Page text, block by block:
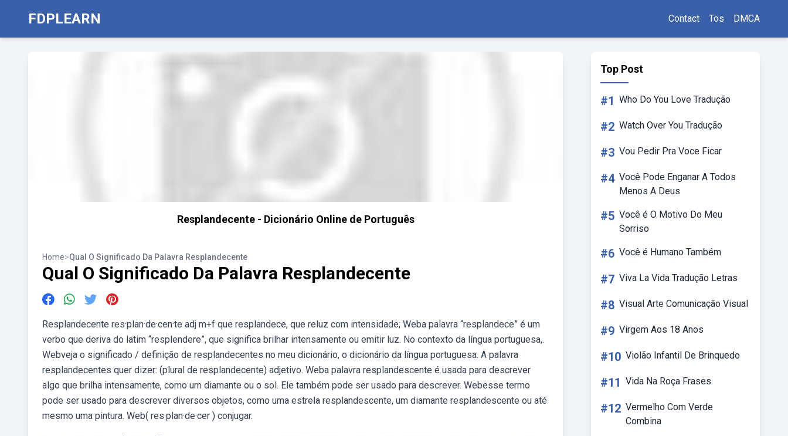
FDPLEARN Contact Tos DMCA
Resplandecente - Dicionário Online de Português
Home>Qual O Significado Da Palavra Resplandecente
Qual O Significado Da Palavra Resplandecente
Resplandecente res·plan·de·cen·te adj m+f que resplandece, que reluz com intensidade; Weba palavra “resplandece” é um
verbo que deriva do latim “resplendere”, que significa brilhar intensamente ou emitir luz. No contexto da língua portuguesa,.
Webveja o significado / definição de resplandecentes no meu dicionário, o dicionário da língua portuguesa. A palavra
resplandecentes quer dizer: (plural de resplandecente) adjetivo. Weba palavra resplandescente é usada para descrever
algo que brilha intensamente, como um diamante ou o sol. Ele também pode ser usado para descrever. Webesse termo
pode ser usado para descrever diversos objetos, como uma estrela resplandescente, um diamante resplandescente ou até
mesmo uma pintura. Web( res·plan·de·cer ) conjugar.
Top Post
#1 Who Do You Love Tradução
#2 Watch Over You Tradução
#3 Vou Pedir Pra Voce Ficar
#4 Você Pode Enganar A Todos
Menos A Deus
#5 Você é O Motivo Do Meu
Sorriso
#6 Você é Humano Também
#7 Viva La Vida Tradução Letras
#8 Visual Arte Comunicação Visual
#9 Virgem Aos 18 Anos
#10 Violão Infantil De Brinquedo
#11 Vida Na Roça Frases
#12 Vermelho Com Verde
Combina